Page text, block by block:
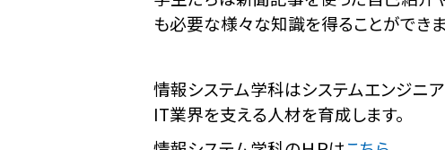
も必要な様々な知識を得ることができま
情報システム学科はシステムエンジニア
IT業界を支える人材を育成します。